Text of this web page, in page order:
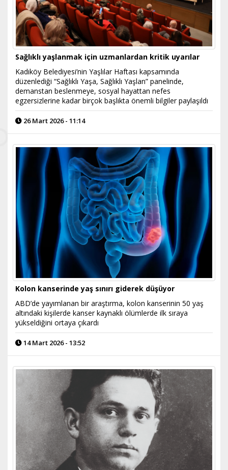
Sağlıklı yaşlanmak için uzmanlardan kritik uyarılar
Kadıköy Belediyesi’nin Yaşlılar Haftası kapsamında
düzenlediği “Sağlıklı Yaşa, Sağlıklı Yaşlan” panelinde,
demanstan beslenmeye, sosyal hayattan nefes
egzersizlerine kadar birçok başlıkta önemli bilgiler paylaşıldı
26 Mart 2026 - 11:14
Kolon kanserinde yaş sınırı giderek düşüyor
ABD’de yayımlanan bir araştırma, kolon kanserinin 50 yaş
altındaki kişilerde kanser kaynaklı ölümlerde ilk sıraya
yükseldiğini ortaya çıkardı
14 Mart 2026 - 13:52